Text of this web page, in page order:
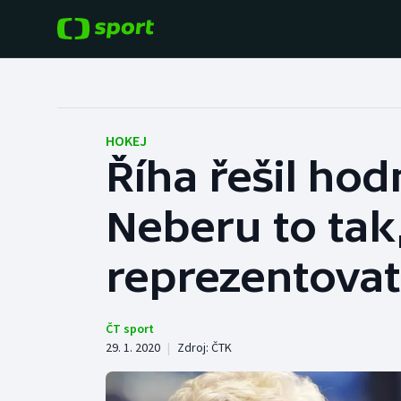
Hokej
Tenis
Cyklistika
Baseball a softbal
Basketbal
Biatlon
HOKEJ
Říha řešil
Neberu to
reprezentovat
ČT sport
29. 1. 2020 | Zdroj: ČTK